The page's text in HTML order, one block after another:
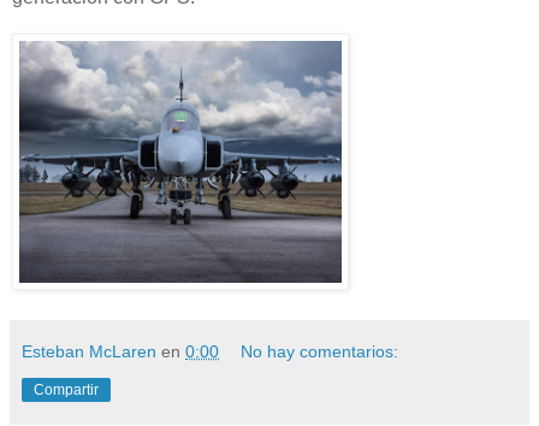
Esteban McLaren en 0:00 No hay comentarios:
Compartir